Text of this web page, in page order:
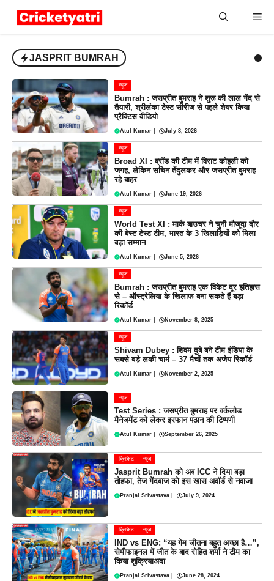
JASPRIT BUMRAH
न्यूज
Bumrah : जसप्रीत बुमराह ने शुरू की लाल गेंद से
तैयारी, श्रीलंका टेस्ट सीरीज से पहले शेयर किया
प्रैक्टिस वीडियो
Atul Kumar July 8, 2026
न्यूज
Broad XI : ब्रॉड की टीम में विराट कोहली को
जगह, लेकिन सचिन तेंदुलकर और जसप्रीत बुमराह
रहे बाहर
Atul Kumar June 19, 2026
न्यूज
World Test XI : मार्क बाउचर ने चुनी मौजूदा दौर
की बेस्ट टेस्ट टीम, भारत के 3 खिलाड़ियों को मिला
बड़ा सम्मान
Atul Kumar June 5, 2026
न्यूज
Bumrah : जसप्रीत बुमराह एक विकेट दूर इतिहास
से – ऑस्ट्रेलिया के खिलाफ बना सकते हैं बड़ा
रिकॉर्ड
Atul Kumar November 8, 2025
न्यूज
Shivam Dubey : शिवम दुबे बने टीम इंडिया के
सबसे बड़े लकी चार्म – 37 मैचों तक अजेय रिकॉर्ड
Atul Kumar November 2, 2025
न्यूज
Test Series : जसप्रीत बुमराह पर वर्कलोड
मैनेजमेंट को लेकर इरफान पठान की टिप्पणी
Atul Kumar September 26, 2025
क्रिकेट न्यूज
Jasprit Bumrah को अब ICC ने दिया बड़ा
तोहफा, तेज गेंदबाज को इस खास अवॉर्ड से नवाजा
Pranjal Srivastava July 9, 2024
क्रिकेट न्यूज
IND vs ENG: “यह गेम जीतना बहुत अच्छा है…”,
सेमीफाइनल में जीत के बाद रोहित शर्मा ने टीम का
किया शुक्रियाअदा
Pranjal Srivastava June 28, 2024